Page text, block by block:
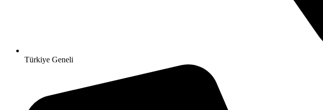
Türkiye Geneli